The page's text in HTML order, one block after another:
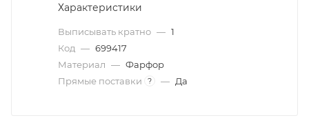
Характеристики
Выписывать кратно — 1
Код — 699417
Материал — Фарфор
Прямые поставки
? — Да